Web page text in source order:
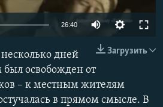
КРЫМА
26:40
Загрузить
несколько дней
был освобожден от
– к местным жителям
в прямом смысле. В